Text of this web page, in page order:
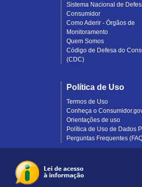
Sistema Nacional de
Consumidor
Como Aderir - Órgãos de
Monitoramento
Quem Somos
Código de Defesa do
(CDC)
Política de Uso
Termos de Uso
Conheça o
Orientações de uso
Política de Uso de Dados
Perguntas Frequentes